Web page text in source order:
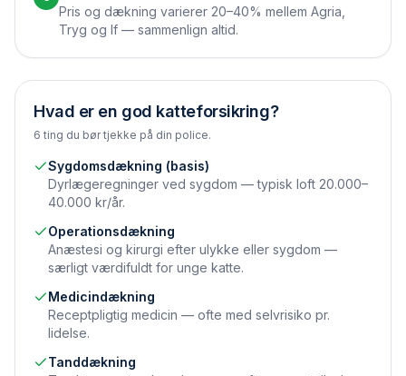
Pris og dækning varierer 20–40% mellem Agria,
Tryg og If — sammenlign altid.
Hvad er en god katteforsikring?
6 ting du bør tjekke på din police.
Sygdomsdækning (basis)
Dyrlæge­regninger ved sygdom — typisk loft 20.000–
40.000 kr/år.
Operations­dækning
Anæstesi og kirurgi efter ulykke eller sygdom —
særligt værdifuldt for unge katte.
Medicin­dækning
Receptpligtig medicin — ofte med selvrisiko pr.
lidelse.
Tand­dækning